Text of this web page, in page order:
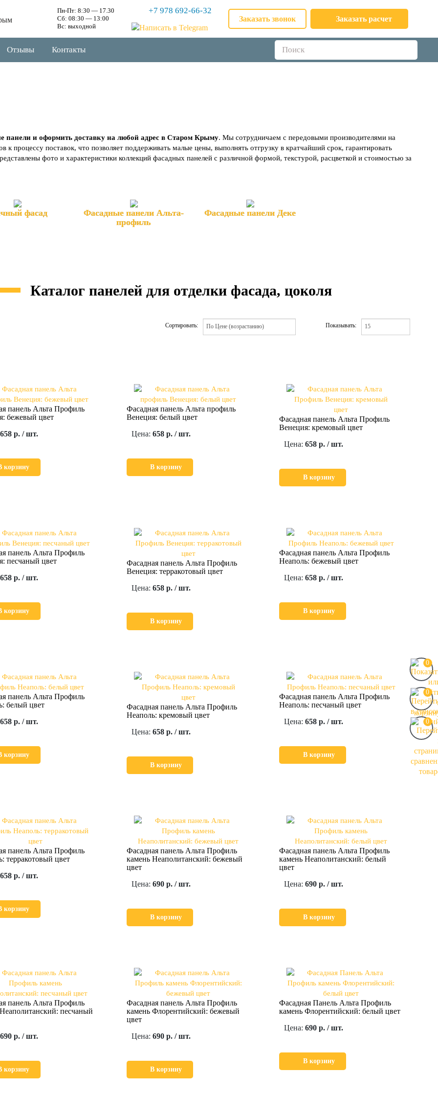
Пн-Пт: 8:30 — 17.30
Сб: 08:30 — 13:00
Вс: выходной
+7 978 692-66-32
Заказать звонок Заказать расчет
Отзывы Контакты
0
0
0
панели и оформить доставку на любой адрес в Старом Крыму. Мы сотрудничаем с передовыми производителями на
к процессу поставок, что позволяет поддерживать малые цены, выполнять отгрузку в кратчайший срок, гарантировать
фото и характеристики коллекций фасадных панелей с различной формой, текстурой, расцветкой и стоимостью за
фасад
Фасадные панели Альта-
профиль
Фасадные панели Деке
Каталог панелей для отделки фасада, цоколя
Сортировать: Показывать:
панель Альта Профиль
бежевый цвет
658 р. / шт.
корзину
Фасадная панель Альта профиль
Венеция: белый цвет
Цена: 658 р. / шт.
В корзину
Фасадная панель Альта Профиль
Венеция: кремовый цвет
Цена:658 р. / шт.
В корзину
панель Альта Профиль
песчаный цвет
658 р. / шт.
корзину
Фасадная панель Альта Профиль
Венеция: терракотовый цвет
Цена: 658 р. / шт.
В корзину
Фасадная панель Альта Профиль
Неаполь: бежевый цвет
Цена:658 р. / шт.
В корзину
панель Альта Профиль
белый цвет
658 р. / шт.
корзину
Фасадная панель Альта Профиль
Неаполь: кремовый цвет
Цена: 658 р. / шт.
В корзину
Фасадная панель Альта Профиль
Неаполь: песчаный цвет
Цена:658 р. / шт.
В корзину
панель Альта Профиль
терракотовый цвет
658 р. / шт.
корзину
Фасадная панель Альта Профиль
камень Неаполитанский: бежевый
цвет
Цена: 690 р. / шт.
В корзину
Фасадная панель Альта Профиль
камень Неаполитанский: белый
цвет
Цена:690 р. / шт.
В корзину
панель Альта Профиль
песчаный
690 р. / шт.
корзину
Фасадная панель Альта Профиль
камень Флорентийский: бежевый
цвет
Цена: 690 р. / шт.
В корзину
Фасадная Панель Альта Профиль
камень Флорентийский: белый цвет
Цена:690 р. / шт.
В корзину